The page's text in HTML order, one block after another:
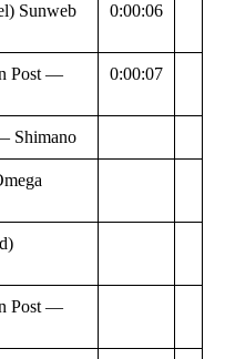
Sunweb
0:00:06
Post —
0:00:07
Shimano
Post —